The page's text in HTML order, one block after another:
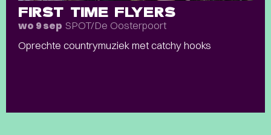
FIRST TIME FLYERS
wo 9 sep SPOT/De Oosterpoort
Oprechte countrymuziek met catchy hooks